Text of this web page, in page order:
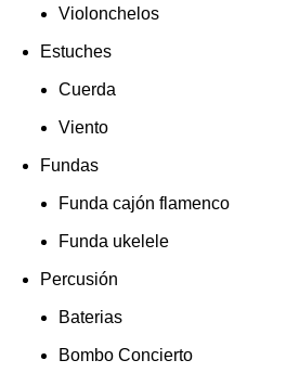
Violonchelos
Estuches
Cuerda
Viento
Fundas
Funda cajón flamenco
Funda ukelele
Percusión
Baterias
Bombo Concierto